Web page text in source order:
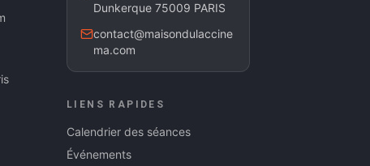
Dunkerque 75009 PARIS
contact@maisondulaccine
ma.com
LIENS RAPIDES
Calendrier des séances
Événements